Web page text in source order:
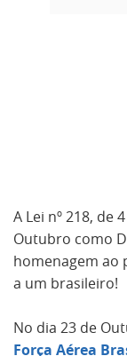
A Lei nº 218, de
Outubro como
homenagem ao
a um brasileiro!
No dia 23 de
Força Aérea